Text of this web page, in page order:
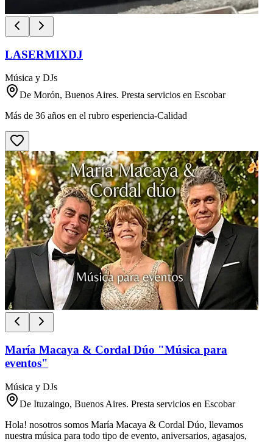
LASERMIXDJ
Música y DJs
De Morón, Buenos Aires. Presta servicios en Escobar
Más de 36 años en el rubro esperiencia-Calidad
María Macaya & Cordal Dúo "Música para
eventos"
Música y DJs
De Ituzaingo, Buenos Aires. Presta servicios en Escobar
Hola! nosotros somos María Macaya & Cordal Dúo, llevamos
nuestra música para todo tipo de evento, aniversarios, agasajos,